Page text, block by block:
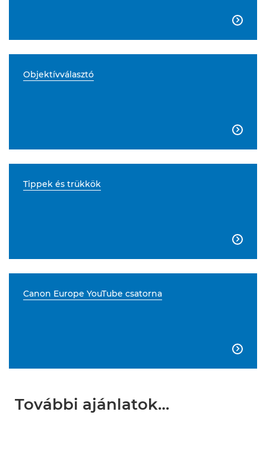

Objektívválasztó

Tippek és trükkök

Canon Europe YouTube csatorna

További ajánlatok…